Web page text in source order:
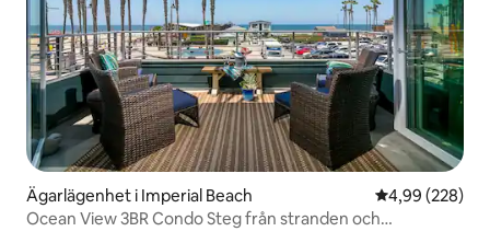
Ägarlägenhet i Imperial Beach 4,99 av 5 i
4,99 (228)
Ocean View 3BR Condo Steg från stranden och